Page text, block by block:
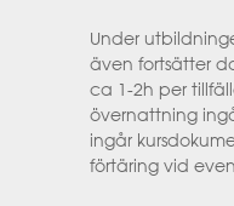
Under
även fortsätter
ca 1-2h per
övernattning
ingår
förtäring vid